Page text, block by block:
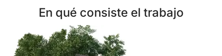
En qué consiste el trabajo